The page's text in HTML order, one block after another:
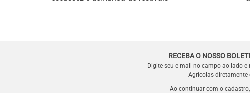
RECEBA O NOSSO
Digite seu e-mail no campo ao lado
Agrícolas diretamente
Ao continuar com o